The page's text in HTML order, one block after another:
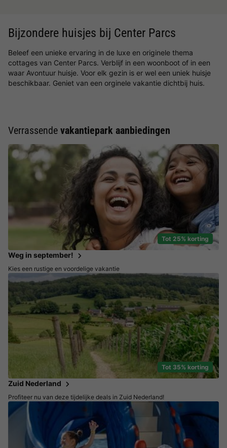
Bijzondere huisjes bij Center Parcs
Beleef een unieke ervaring in de luxe en originele thema
cottages van Center Parcs. Verblijf in een woonboot of in een
waar Avontuur huisje. Voor elk gezin is er wel een uniek huisje
beschikbaar. Geniet van een orginele vakantie dichtbij huis.
Verrassende vakantiepark aanbiedingen
Tot 25% korting
Weg in september!
Kies een rustige en voordelige vakantie
Tot 35% korting
Zuid Nederland
Profiteer nu van deze tijdelijke deals in Zuid Nederland!